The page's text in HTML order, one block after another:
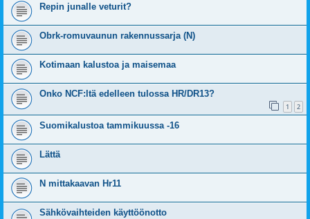
Repin junalle veturit?
Obrk-romuvaunun rakennussarja (N)
Kotimaan kalustoa ja maisemaa
Onko NCF:ltä edelleen tulossa HR/DR13?
1 2
Suomikalustoa tammikuussa -16
Lättä
N mittakaavan Hr11
Sähkövaihteiden käyttöönotto